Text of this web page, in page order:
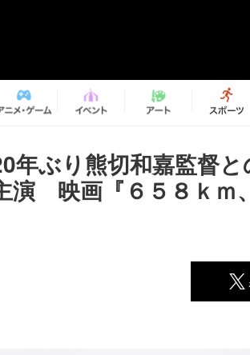
年ぶり熊切和嘉監督
演 映画『６５８ｋｍ